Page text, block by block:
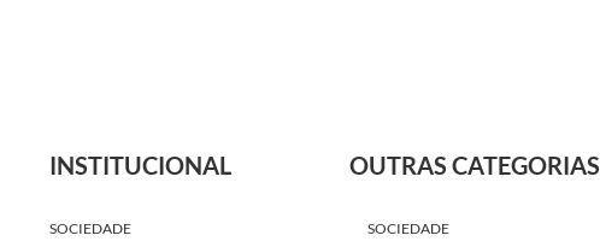
INSTITUCIONAL
SOCIEDADE
OUTRAS CATEGORIAS
SOCIEDADE